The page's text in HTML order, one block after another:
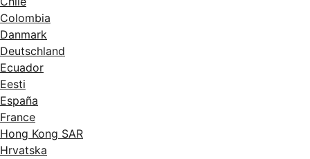
Colombia
Danmark
Deutschland
Ecuador
Eesti
España
France
Hong Kong SAR
Hrvatska